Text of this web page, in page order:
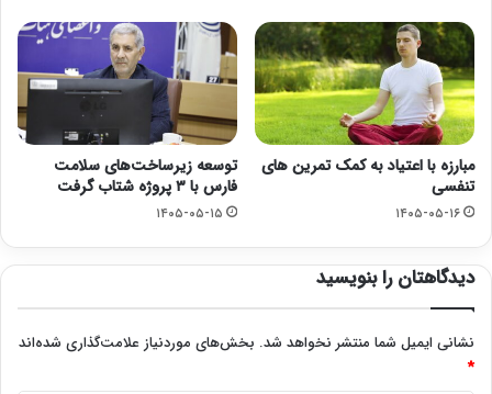
مبارزه با اعتیاد به کمک تمرین های
تنفسی
۱۴۰۵-۰۵-۱۶
توسعه زیرساخت‌های سلامت
فارس با ۳ پروژه شتاب گرفت
۱۴۰۵-۰۵-۱۵
دیدگاهتان را بنویسید
نشانی ایمیل شما منتشر نخواهد شد. بخش‌های موردنیاز علامت‌گذاری شده‌اند
*